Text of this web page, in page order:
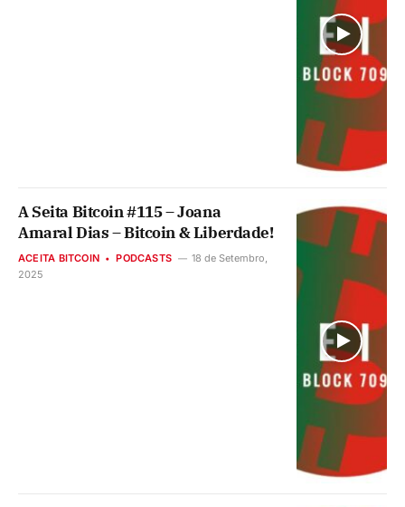
A Seita Bitcoin #115 – Joana
Amaral Dias – Bitcoin & Liberdade!
ACEITA BITCOIN PODCASTS
18 de Setembro,
2025